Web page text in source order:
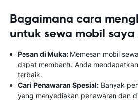
Bagaimana cara
untuk sewa mobil saya
Pesan di Muka: Memesan mobil
dapat membantu Anda
terbaik.
Cari Penawaran Spesial: Banyak
yang menyediakan penawaran dan